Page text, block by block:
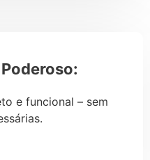
e funcional – sem